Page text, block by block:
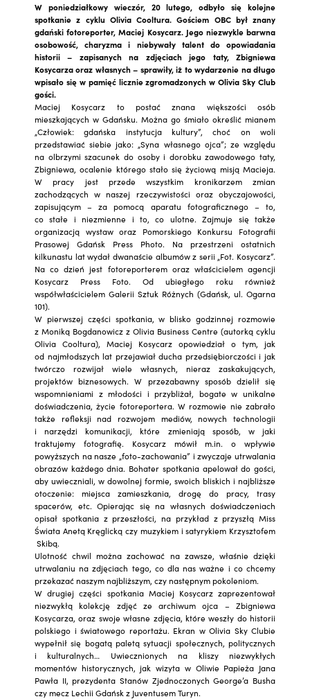
W poniedziałkowy wieczór, 20 lutego, odbyło się kolejne
spotkanie z cyklu Olivia Cooltura. Gościem OBC był znany
gdański fotoreporter, Maciej Kosycarz. Jego niezwykle barwna
osobowość, charyzma i niebywały talent do opowiadania
historii – zapisanych na zdjęciach jego taty, Zbigniewa
Kosycarza oraz własnych – sprawiły, iż to wydarzenie na długo
wpisało się w pamięć licznie zgromadzonych w Olivia Sky Club
gości.
Maciej Kosycarz to postać znana większości osób
mieszkających w Gdańsku. Można go śmiało określić mianem
„Człowiek: gdańska instytucja kultury”, choć on woli
przedstawiać siebie jako: „Syna własnego ojca”; ze względu
na olbrzymi szacunek do osoby i dorobku zawodowego taty,
Zbigniewa, ocalenie którego stało się życiową misją Macieja.
W pracy jest przede wszystkim kronikarzem zmian
zachodzących w naszej rzeczywistości oraz obyczajowości,
zapisującym – za pomocą aparatu fotograficznego – to,
co stałe i niezmienne i to, co ulotne. Zajmuje się także
organizacją wystaw oraz Pomorskiego Konkursu Fotografii
Prasowej Gdańsk Press Photo. Na przestrzeni ostatnich
kilkunastu lat wydał dwanaście albumów z serii „Fot. Kosycarz”.
Na co dzień jest fotoreporterem oraz właścicielem agencji
Kosycarz Press Foto. Od ubiegłego roku również
współwłaścicielem Galerii Sztuk Różnych (Gdańsk, ul. Ogarna
101).
W pierwszej części spotkania, w blisko godzinnej rozmowie
z Moniką Bogdanowicz z Olivia Business Centre (autorką cyklu
Olivia Cooltura), Maciej Kosycarz opowiedział o tym, jak
od najmłodszych lat przejawiał ducha przedsiębiorczości i jak
twórczo rozwijał wiele własnych, nieraz zaskakujących,
projektów biznesowych. W przezabawny sposób dzielił się
wspomnieniami z młodości i przybliżał, bogate w unikalne
doświadczenia, życie fotoreportera. W rozmowie nie zabrało
także refleksji nad rozwojem mediów, nowych technologii
i narzędzi komunikacji, które zmieniają sposób, w jaki
traktujemy fotografię. Kosycarz mówił m.in. o wpływie
powyższych na nasze „foto-zachowania” i zwyczaje utrwalania
obrazów każdego dnia. Bohater spotkania apelował do gości,
aby uwieczniali, w dowolnej formie, swoich bliskich i najbliższe
otoczenie: miejsca zamieszkania, drogę do pracy, trasy
spacerów, etc. Opierając się na własnych doświadczeniach
opisał spotkania z przeszłości, na przykład z przyszłą Miss
Świata Anetą Kręglicką czy muzykiem i satyrykiem Krzysztofem
Skibą.
Ulotność chwil można zachować na zawsze, właśnie dzięki
utrwalaniu na zdjęciach tego, co dla nas ważne i co chcemy
przekazać naszym najbliższym, czy następnym pokoleniom.
W drugiej części spotkania Maciej Kosycarz zaprezentował
niezwykłą kolekcję zdjęć ze archiwum ojca – Zbigniewa
Kosycarza, oraz swoje własne zdjęcia, które weszły do historii
polskiego i światowego reportażu. Ekran w Olivia Sky Clubie
wypełnił się bogatą paletą sytuacji społecznych, politycznych
i kulturalnych… Uwiecznionych na kliszy niezwykłych
momentów historycznych, jak wizyta w Oliwie Papieża Jana
Pawła II, prezydenta Stanów Zjednoczonych George’a Busha
czy mecz Lechii Gdańsk z Juventusem Turyn.